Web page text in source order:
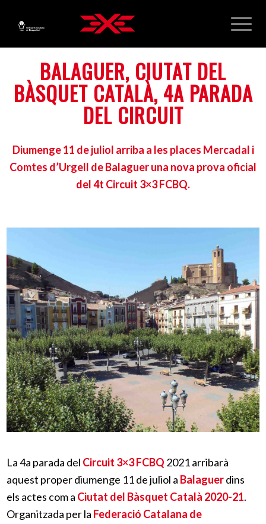
BALAGUER, CIUTAT DEL
BÀSQUET CATALÀ, 4A PARADA
DEL CIRCUIT
Diumenge 11 de juliol arriba a les places Mercadal i
Comtes d’Urgell de Balaguer una nova prova oficial
del 4t Circuit 3×3 FCBQ.
La 4a parada del Circuit 3×3 FCBQ 2021 arribarà
aquest proper diumenge 11 de juliol a Balaguerdins
els actes com a Ciutat del Bàsquet Català 2020-21.
Organitzada per la Federació Catalana de